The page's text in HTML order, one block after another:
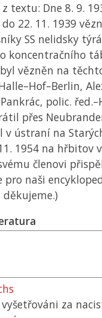
textu: Dne 8. 9.
22. 11. 1939
SS nelidsky
koncentračního
vězněn na
polic.
přes
v ústraní na
1954 na hřbitov
členovi
pro naši
děkujeme.)
za